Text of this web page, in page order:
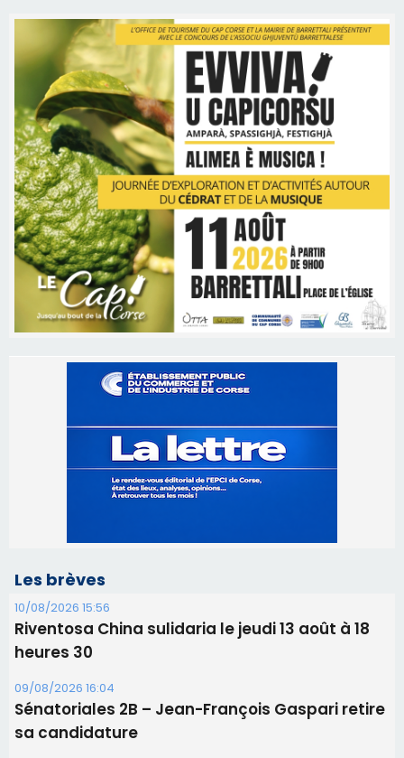
Les brèves
10/08/2026 15:56
Riventosa China sulidaria le jeudi 13 août à 18
heures 30
09/08/2026 16:04
Sénatoriales 2B – Jean-François Gaspari retire
sa candidature